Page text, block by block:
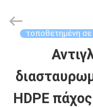
ΠΡΟΪΌΝΤΑ
Upass
Material
Technology
Reserved.
τοποθετημένη
HDPE